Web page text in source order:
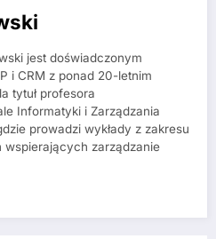
jest doświadczonym
i CRM z ponad 20-letnim
tytuł profesora
Informatyki i Zarządzania
prowadzi wykłady z zakresu
zarządzanie